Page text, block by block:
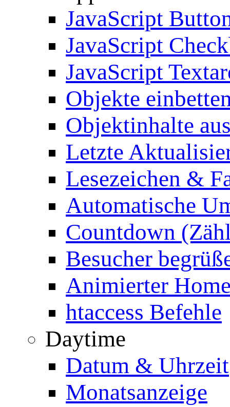
JavaScript
JavaScript
JavaScript
Objekte
Objektinhalte
Letzte
Lesezeichen &
Automatische
Countdown
Besucher
Animierter
htaccess Befehle
Daytime
Datum & Uhrzeit
Monatsanzeige